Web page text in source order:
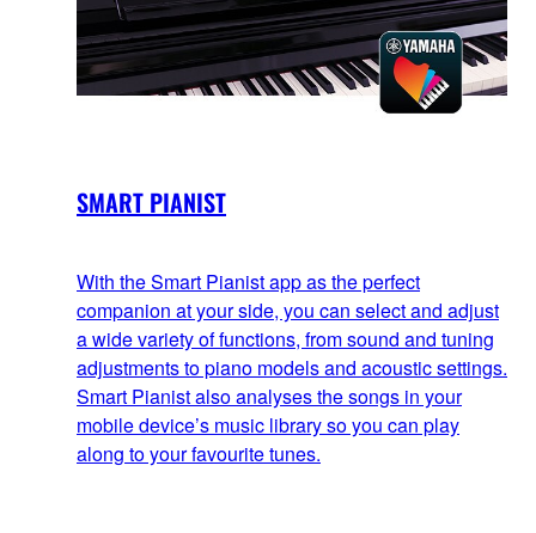
SMART PIANIST
With the Smart Pianist app as the perfect
companion at your side, you can select and adjust
a wide variety of functions, from sound and tuning
adjustments to piano models and acoustic settings.
Smart Pianist also analyses the songs in your
mobile device’s music library so you can play
along to your favourite tunes.